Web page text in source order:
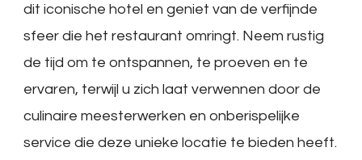
dit iconische hotel en geniet van de verfijnde
sfeer die het restaurant omringt. Neem rustig
de tijd om te ontspannen, te proeven en te
ervaren, terwijl u zich laat verwennen door de
culinaire meesterwerken en onberispelijke
service die deze unieke locatie te bieden heeft.